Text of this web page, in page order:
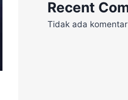
Recent
Tidak ada